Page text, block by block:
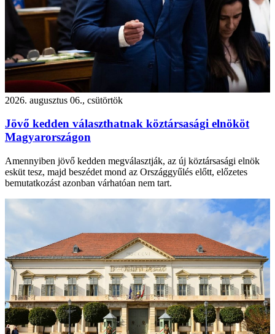
2026. augusztus 06., csütörtök
Jövő kedden választhatnak köztársasági elnököt
Magyarországon
Amennyiben jövő kedden megválasztják, az új köztársasági elnök
esküt tesz, majd beszédet mond az Országgyűlés előtt, előzetes
bemutatkozást azonban várhatóan nem tart.